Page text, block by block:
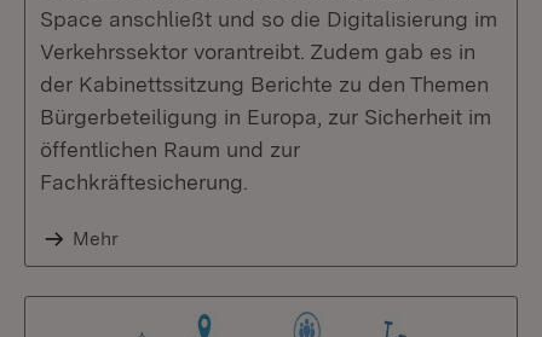
Space anschließt und so die Digitalisierung im
Verkehrssektor vorantreibt. Zudem gab es in
der Kabinettssitzung Berichte zu den Themen
Bürgerbeteiligung in Europa, zur Sicherheit im
öffentlichen Raum und zur
Fachkräftesicherung.
Mehr